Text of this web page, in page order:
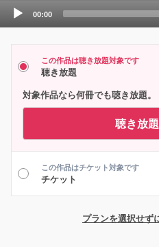
Audio
Player
00:00
この作品は聴き放題対象です
聴き放題
対象作品なら何冊でも聴き放題。
聴き放
この作品はチケット対象です
チケット
プランを選択せず